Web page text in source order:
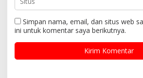
Simpan nama, email, dan situs web
ini untuk komentar saya berikutnya.